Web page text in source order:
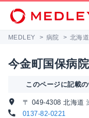
MEDLEY > 病院 > 北海道
今金町国保病院
このページに記載
〒 049-4308 北海道
0137-82-0221